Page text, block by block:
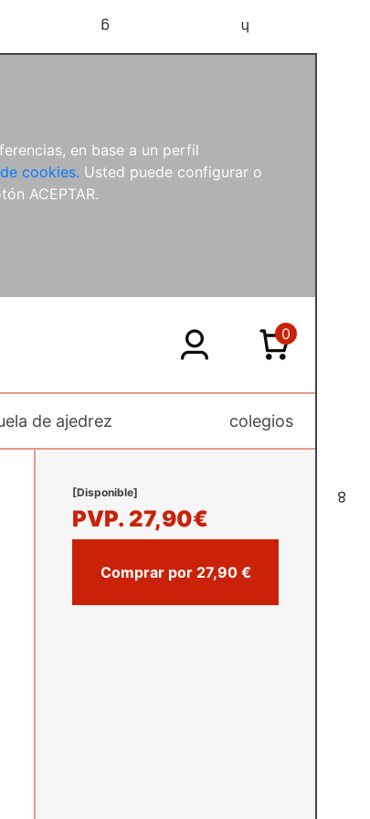
en base a un perfil
cookies. Usted puede configurar o
ACEPTAR.
g h
8
de ajedrez colegios
0
[Disponible]
PVP. 27,90€
Comprar por 27,90 €